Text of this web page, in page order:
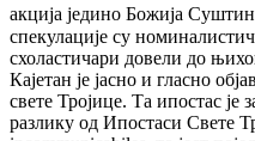
акција једино Божија
спекулације су
схоластичари довели до
Кајетан је јасно и гласно
свете Тројице. Та ипостас је
разлику од Ипостаси Свете